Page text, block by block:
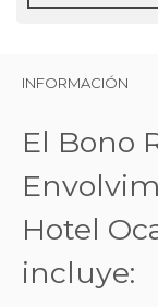
INFORMACIÓN
El Bono
Hotel
incluye: